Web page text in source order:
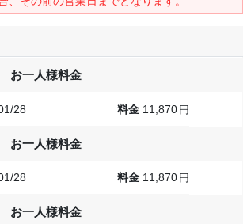
お一人様料金
28 11,870 円
お一人様料金
28 11,870 円
お一人様料金